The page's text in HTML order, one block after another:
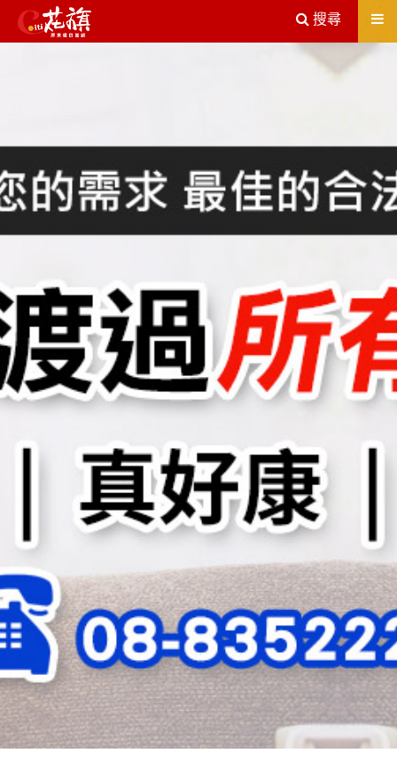
屏東機車借款解決您所有的借貸疑慮，完全了解、滿意再貸！
送出
搜尋